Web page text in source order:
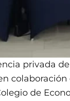
privada
de